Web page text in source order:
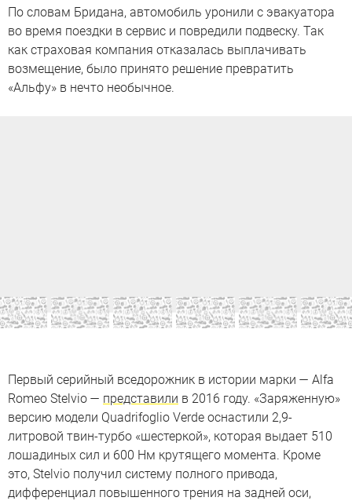
По словам Бридана, автомобиль уронили с эвакуатора
во время поездки в сервис и повредили подвеску. Так
как страховая компания отказалась выплачивать
возмещение, было принято решение превратить
«Альфу» в нечто необычное.
Первый серийный вседорожник в истории марки — Alfa
Romeo Stelvio — представили в 2016 году. «Заряженную»
версию модели Quadrifoglio Verde оснастили 2,9-
литровой твин-турбо «шестеркой», которая выдает 510
лошадиных сил и 600 Нм крутящего момента. Кроме
это, Stelvio получил систему полного привода,
дифференциал повышенного трения на задней оси,